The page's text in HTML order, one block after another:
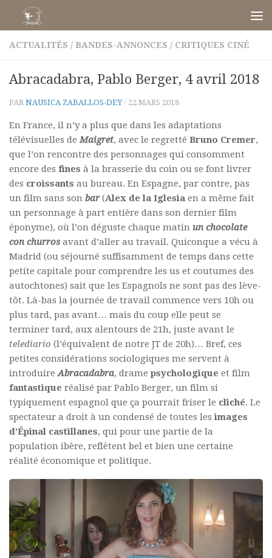
Skip to content
ACTUALITÉS / BANDES-ANNONCES / CRITIQUES CINÉ
Abracadabra, Pablo Berger, 4 avril 2018
PAR NAUSICA ZABALLOS-DEY · 22 MARS 2018
En France, il n’y a plus que dans les adaptations
télévisuelles deMaigret, avec le regretté Bruno Cremer,
que l’on rencontre des personnages qui consomment
encore des fines à la brasserie du coin ou se font livrer
des croissants au bureau. En Espagne, par contre, pas
un film sans son bar (Alex de la Iglesia en a même fait
un personnage à part entière dans son dernier film
éponyme), où l’on déguste chaque matin un chocolate
con churros avant d’aller au travail. Quiconque a vécu à
Madrid (ou séjourné suffisamment de temps dans cette
petite capitale pour comprendre les us et coutumes des
autochtones) sait que les Espagnols ne sont pas des lève-
tôt. Là-bas la journée de travail commence vers 10h ou
plus tard, pas avant… mais du coup elle peut se
terminer tard, aux alentours de 21h, juste avant le
telediario (l’équivalent de notre JT de 20h)… Bref, ces
petites considérations sociologiques me servent à
introduireAbracadabra, drame psychologique et film
fantastique réalisé par Pablo Berger, un film si
typiquement espagnol que ça pourrait friser le cliché. Le
spectateur a droit à un condensé de toutes lesimages
d’Épinal castillanes, qui pour une partie de la
population ibère, reflètent bel et bien une certaine
réalité économique et politique.